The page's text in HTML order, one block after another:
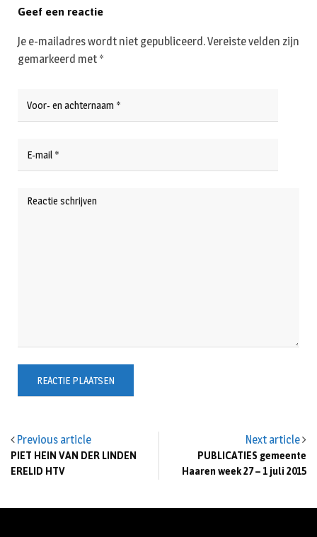
Previous article
PIET HEIN VAN DER LINDEN
ERELID HTV
Next article
PUBLICATIES gemeente
Haaren week 27 – 1 juli 2015
Geef een reactie
Je e-mailadres wordt niet gepubliceerd.Vereiste velden zijn
gemarkeerd met *